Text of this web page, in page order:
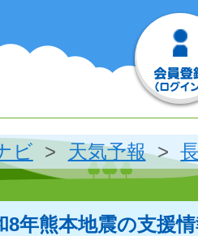
ビ 天気予報
8年熊本地震の支援